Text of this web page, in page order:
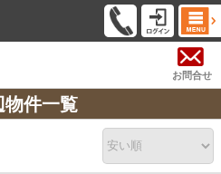
お問合せ
物件一覧